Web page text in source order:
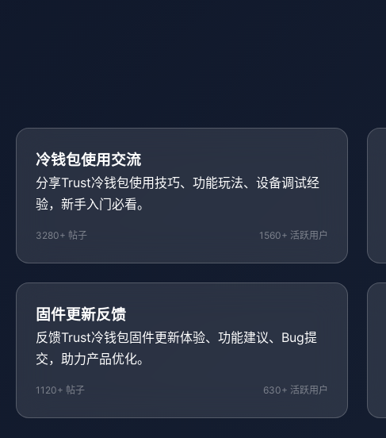
冷钱包使用交流
分享Trust冷钱包使用技巧、功能玩法、设备调试经
验，新手入门必看。
3280+ 帖子 1560+ 活跃用户
固件更新反馈
反馈Trust冷钱包固件更新体验、功能建议、Bug提
交，助力产品优化。
1120+ 帖子 630+ 活跃用户